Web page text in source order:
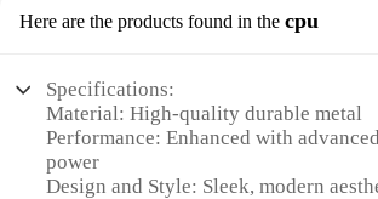
Here are the products found in the cpu
Specifications:
Material: High-quality durable metal
Performance: Enhanced with
power
Design and Style: Sleek, modern